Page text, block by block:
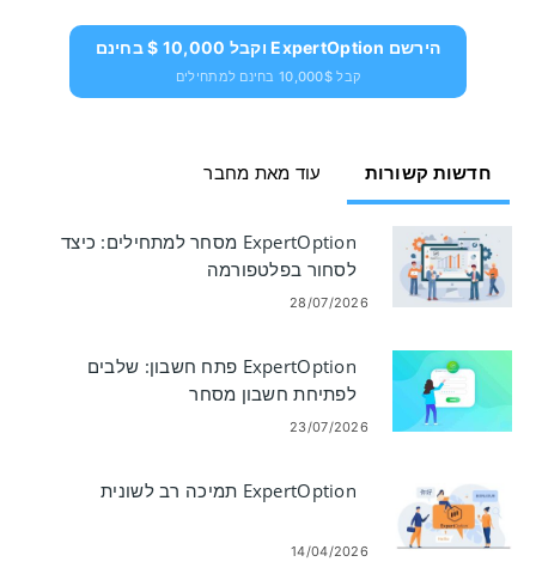
הירשם ExpertOption וקבל 10,000 $ בחינם
קבל 10,000$ בחינם למתחילים
עוד מאת מחבר חדשות קשורות
ExpertOption מסחר למתחילים: כיצד
לסחור בפלטפורמה
28/07/2026
ExpertOption פתח חשבון: שלבים
לפתיחת חשבון מסחר
23/07/2026
ExpertOption תמיכה רב לשונית
14/04/2026